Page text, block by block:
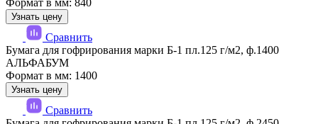
Формат в мм: 840
Узнать цену
Сравнить
Бумага для гофрирования марки Б-1 пл.125 г/м2, ф.1400
АЛЬФАБУМ
Формат в мм: 1400
Узнать цену
Сравнить